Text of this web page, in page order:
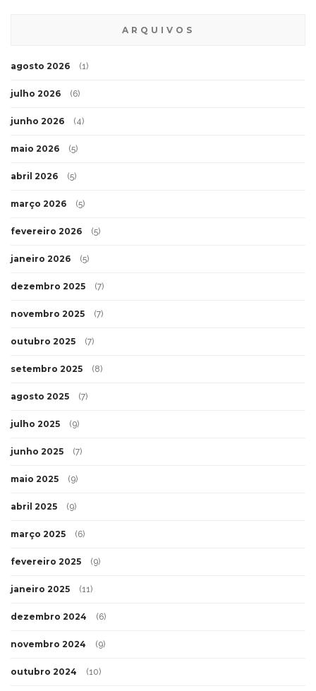
ARQUIVOS
agosto 2026 (1)
julho 2026 (6)
junho 2026 (4)
maio 2026 (5)
abril 2026 (5)
março 2026 (5)
fevereiro 2026 (5)
janeiro 2026 (5)
dezembro 2025 (7)
novembro 2025 (7)
outubro 2025 (7)
setembro 2025 (8)
agosto 2025 (7)
julho 2025 (9)
junho 2025 (7)
maio 2025 (9)
abril 2025 (9)
março 2025 (6)
fevereiro 2025 (9)
janeiro 2025 (11)
dezembro 2024 (6)
novembro 2024 (9)
outubro 2024 (10)